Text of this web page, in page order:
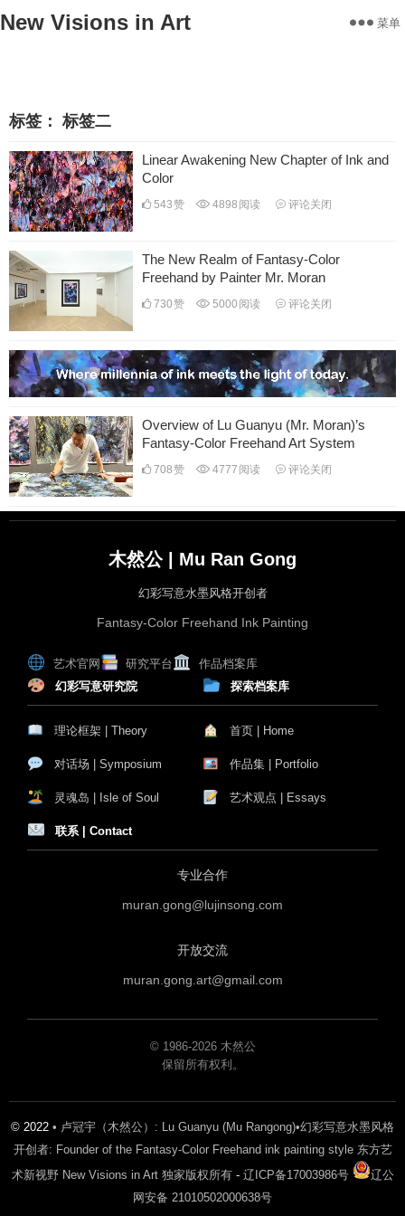
New Visions in Art 菜单
标签：标签二
Linear Awakening New Chapter of Ink and
Color
543赞 4898 阅读 评论关闭
The New Realm of Fantasy-Color
Freehand by Painter Mr. Moran
730赞 5000 阅读 评论关闭
Overview of Lu Guanyu (Mr. Moran)’s
Fantasy-Color Freehand Art System
708赞 4777 阅读 评论关闭
木然公 | Mu Ran Gong
幻彩写意水墨风格开创者
Fantasy-Color Freehand Ink Painting
艺术官网 研究平台
作品档案库
幻彩写意研究院
理论框架 | Theory
对话场 | Symposium
灵魂岛 | Isle of Soul
探索档案库
首页 | Home
作品集 | Portfolio
艺术观点 | Essays
联系 | Contact
专业合作
muran.gong@lujinsong.com
开放交流
muran.gong.art@gmail.com
© 1986-2026 木然公
保留所有权利。
© 2022 • 卢冠宇（木然公）: Lu Guanyu (Mu Rangong)•幻彩写意水墨风格
开创者: Founder of the Fantasy-Color Freehand ink painting style 东方艺
术新视野 New Visions in Art 独家版权所有- 辽ICP备17003986号
辽公
网安备 21010502000638号